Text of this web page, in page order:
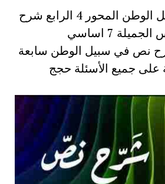
شرح نص في سبيل الوطن المحور 4 الرابع شرح
7 اساسي
نص في سبيل الوطن سابعة
على جميع الأسئلة حجج